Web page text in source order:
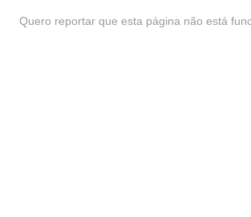
Quero reportar que esta página não está